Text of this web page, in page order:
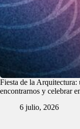
Fiesta de la Arquitectura:
encontrarnos y celebrar
6 julio, 2026